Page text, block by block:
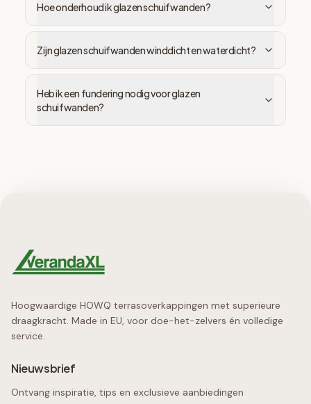
Hoe onderhoud ik glazen schuifwanden?
Zijn glazen schuifwanden winddicht en waterdicht?
Heb ik een fundering nodig voor glazen
schuifwanden?
Hoogwaardige HOWQ terrasoverkappingen met superieure
draagkracht. Made in EU, voor doe-het-zelvers én volledige
service.
Nieuwsbrief
Ontvang inspiratie, tips en exclusieve aanbiedingen